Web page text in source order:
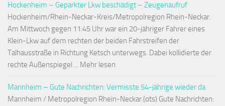
Hockenheim – Geparkter Lkw beschädigt – Zeugenaufruf
Hockenheim/Rhein-Neckar-Kreis/Metropolregion Rhein-Neckar.
Am Mittwoch gegen 11:45 Uhr war ein 20-jähriger Fahrer eines
Klein-Lkw auf dem rechten der beiden Fahrstreifen der
Talhausstraße in Richtung Ketsch unterwegs. Dabei kollidierte der
rechte Außenspiegel ... Mehr lesen
Mannheim – Gute Nachrichten: Vermisste 54-jährige wieder da
Mannheim / Metropolregion Rhein-Neckar.(ots) Gute Nachrichten: